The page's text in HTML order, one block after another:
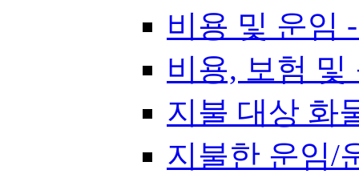
비용 및 운임
비용, 보험 및
지불 대상 화
지불한 운임/